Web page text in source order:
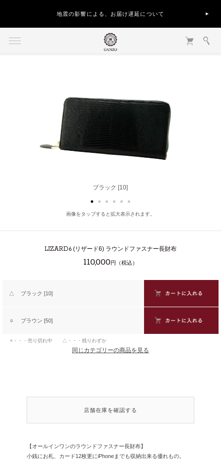
地震の影響による、お届け遅延について
ブラック [10]
ブラウン [50]
画像をタップすると拡大表示されます。
LIZARD6 (リザード6) ラウンドファスナー長財布
110,000円（税込）
△ ブラック [10]
○ ブラウン [50]
×・・・売り切れ中 △・・・残りわずか
同じカテゴリーの商品を見る
店舗在庫を確認する
【オールインワンのラウンドファスナー長財布】
小銭にお札、カード12枚更にiPhoneまでも収納出来る優れもの。